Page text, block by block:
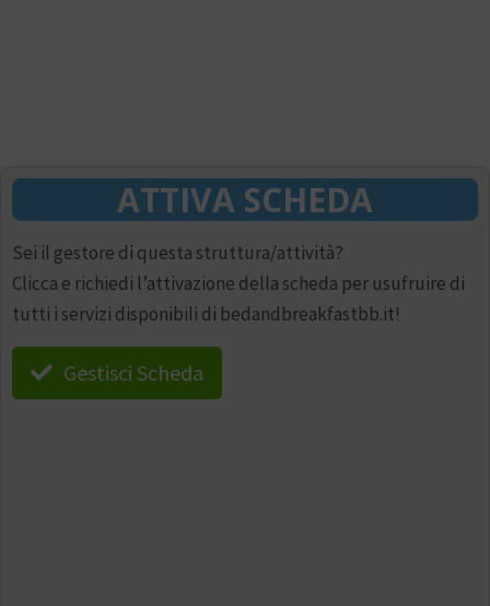
ATTIVA SCHEDA
Sei il gestore di questa struttura/attività?
Clicca e richiedi l’attivazione della scheda per usufruire di
tutti i servizi disponibili di bedandbreakfastbb.it!
Gestisci Scheda